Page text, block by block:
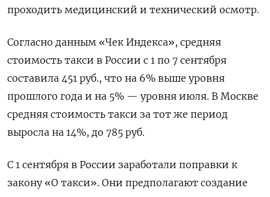
проходить медицинский и технический осмотр.
Согласно данным «Чек Индекса», средняя
стоимость такси в России с 1 по 7 сентября
составила 451 руб., что на 6% выше уровня
прошлого года и на 5% — уровня июля. В Москве
средняя стоимость такси за тот же период
выросла на 14%, до 785 руб.
С 1 сентября в России заработали поправки к
закону «О такси». Они предполагают создание